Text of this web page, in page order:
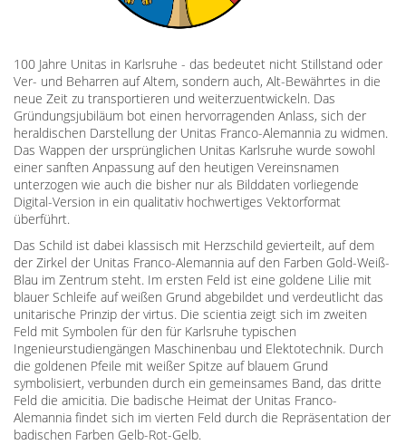
100 Jahre Unitas in Karlsruhe - das bedeutet nicht Stillstand oder
Ver- und Beharren auf Altem, sondern auch, Alt-Bewährtes in die
neue Zeit zu transportieren und weiterzuentwickeln. Das
Gründungsjubiläum bot einen hervorragenden Anlass, sich der
heraldischen Darstellung der Unitas Franco-Alemannia zu widmen.
Das Wappen der ursprünglichen Unitas Karlsruhe wurde sowohl
einer sanften Anpassung auf den heutigen Vereinsnamen
unterzogen wie auch die bisher nur als Bilddaten vorliegende
Digital-Version in ein qualitativ hochwertiges Vektorformat
überführt.
Das Schild ist dabei klassisch mit Herzschild gevierteilt, auf dem
der Zirkel der Unitas Franco-Alemannia auf den Farben Gold-Weiß-
Blau im Zentrum steht. Im ersten Feld ist eine goldene Lilie mit
blauer Schleife auf weißen Grund abgebildet und verdeutlicht das
unitarische Prinzip der virtus. Die scientia zeigt sich im zweiten
Feld mit Symbolen für den für Karlsruhe typischen
Ingenieurstudiengängen Maschinenbau und Elektotechnik. Durch
die goldenen Pfeile mit weißer Spitze auf blauem Grund
symbolisiert, verbunden durch ein gemeinsames Band, das dritte
Feld die amicitia. Die badische Heimat der Unitas Franco-
Alemannia findet sich im vierten Feld durch die Repräsentation der
badischen Farben Gelb-Rot-Gelb.